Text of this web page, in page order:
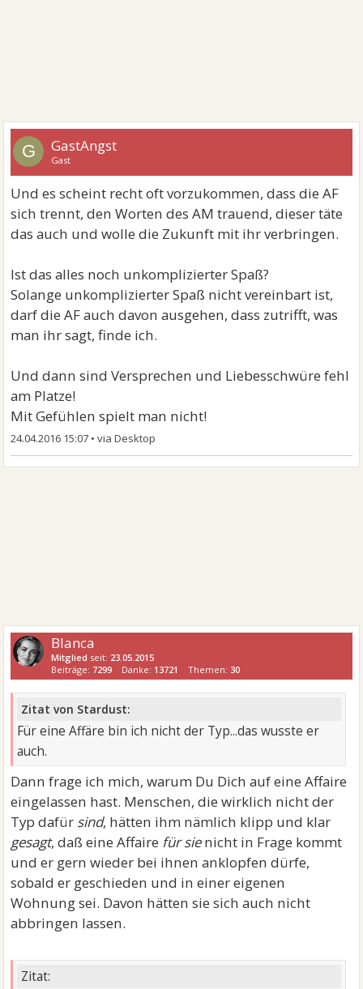
G GastAngst
Gast
Und es scheint recht oft vorzukommen, dass die AF
sich trennt, den Worten des AM trauend, dieser täte
das auch und wolle die Zukunft mit ihr verbringen.
Ist das alles noch unkomplizierter Spaß?
Solange unkomplizierter Spaß nicht vereinbart ist,
darf die AF auch davon ausgehen, dass zutrifft, was
man ihr sagt, finde ich.
Und dann sind Versprechen und Liebesschwüre fehl
am Platze!
Mit Gefühlen spielt man nicht!
24.04.2016 15:07 •
Blanca
Mitglied seit: 23.05.2015
Beiträge: 7299 Danke: 13721 Themen: 30
Zitat von Stardust:
Für eine Affäre bin ich nicht der Typ...das wusste er
auch.
Dann frage ich mich, warum Du Dich auf eine Affaire
eingelassen hast. Menschen, die wirklich nicht der
Typ dafür sind, hätten ihm nämlich klipp und klar
gesagt, daß eine Affaire für sienicht in Frage kommt
und er gern wieder bei ihnen anklopfen dürfe,
sobald er geschieden und in einer eigenen
Wohnung sei. Davon hätten sie sich auch nicht
abbringen lassen.
Zitat: